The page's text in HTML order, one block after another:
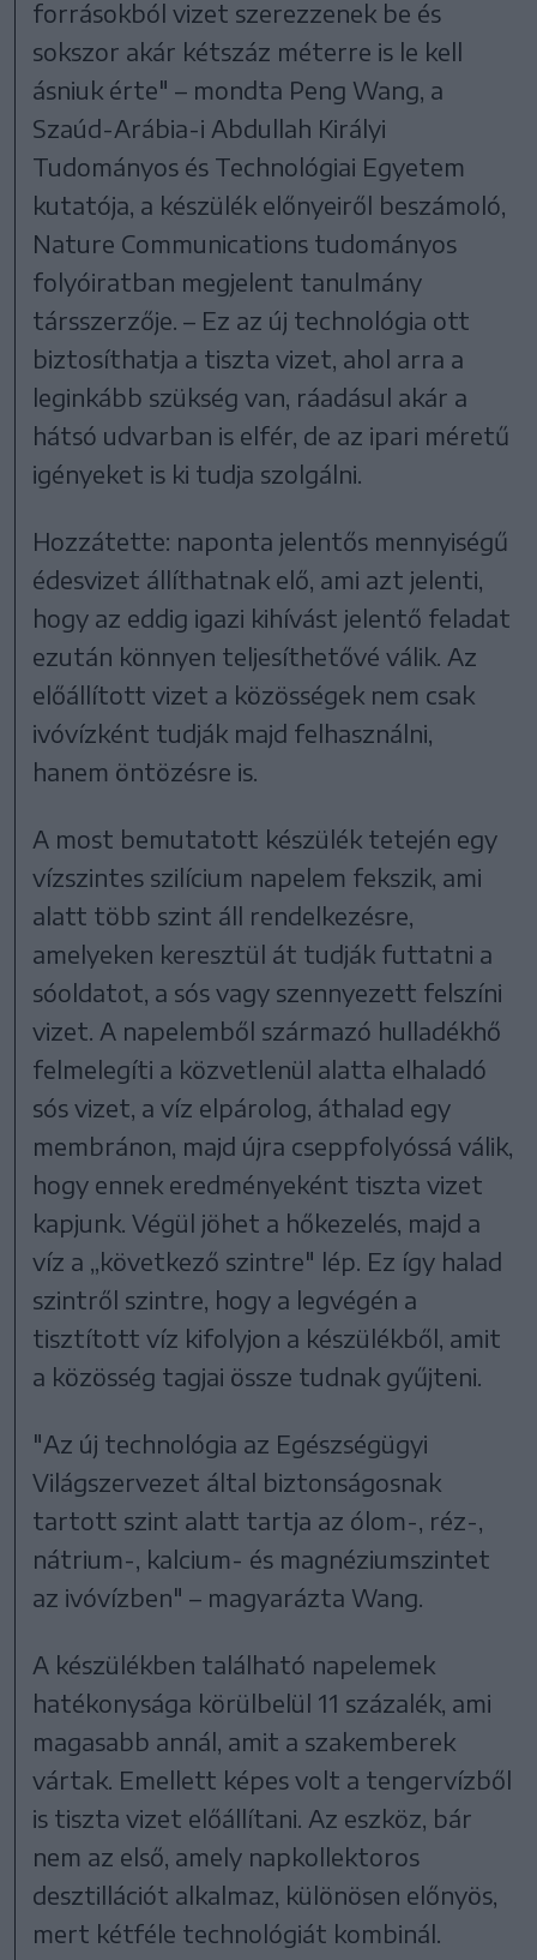
forrásokból vizet szerezzenek be és
sokszor akár kétszáz méterre is le kell
ásniuk érte" – mondta Peng Wang, a
Szaúd-Arábia-i Abdullah Királyi
Tudományos és Technológiai Egyetem
kutatója, a készülék előnyeiről beszámoló,
Nature Communications tudományos
folyóiratban megjelent tanulmány
társszerzője. – Ez az új technológia ott
biztosíthatja a tiszta vizet, ahol arra a
leginkább szükség van, ráadásul akár a
hátsó udvarban is elfér, de az ipari méretű
igényeket is ki tudja szolgálni.
Hozzátette: naponta jelentős mennyiségű
édesvizet állíthatnak elő, ami azt jelenti,
hogy az eddig igazi kihívást jelentő feladat
ezután könnyen teljesíthetővé válik. Az
előállított vizet a közösségek nem csak
ivóvízként tudják majd felhasználni,
hanem öntözésre is.
A most bemutatott készülék tetején egy
vízszintes szilícium napelem fekszik, ami
alatt több szint áll rendelkezésre,
amelyeken keresztül át tudják futtatni a
sóoldatot, a sós vagy szennyezett felszíni
vizet. A napelemből származó hulladékhő
felmelegíti a közvetlenül alatta elhaladó
sós vizet, a víz elpárolog, áthalad egy
membránon, majd újra cseppfolyóssá válik,
hogy ennek eredményeként tiszta vizet
kapjunk. Végül jöhet a hőkezelés, majd a
víz a „következő szintre" lép. Ez így halad
szintről szintre, hogy a legvégén a
tisztított víz kifolyjon a készülékből, amit
a közösség tagjai össze tudnak gyűjteni.
"Az új technológia az Egészségügyi
Világszervezet által biztonságosnak
tartott szint alatt tartja az ólom-, réz-,
nátrium-, kalcium- és magnéziumszintet
az ivóvízben" – magyarázta Wang.
A készülékben található napelemek
hatékonysága körülbelül 11 százalék, ami
magasabb annál, amit a szakemberek
vártak. Emellett képes volt a tengervízből
is tiszta vizet előállítani. Az eszköz, bár
nem az első, amely napkollektoros
desztillációt alkalmaz, különösen előnyös,
mert kétféle technológiát kombinál.